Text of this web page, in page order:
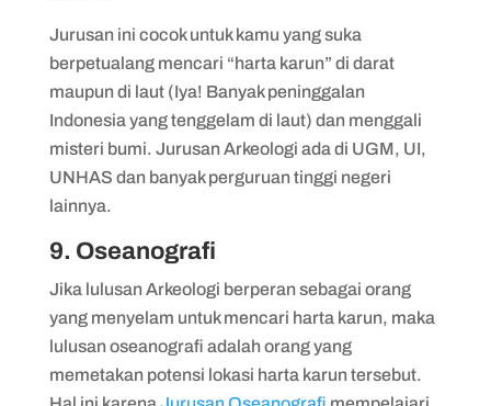
Jurusan ini cocok untuk kamu yang suka
berpetualang mencari “harta karun” di darat
maupun di laut (Iya! Banyak peninggalan
Indonesia yang tenggelam di laut) dan menggali
misteri bumi. Jurusan Arkeologi ada di UGM, UI,
UNHAS dan banyak perguruan tinggi negeri
lainnya.
9. Oseanografi
Jika lulusan Arkeologi berperan sebagai orang
yang menyelam untuk mencari harta karun, maka
lulusan oseanografi adalah orang yang
memetakan potensi lokasi harta karun tersebut.